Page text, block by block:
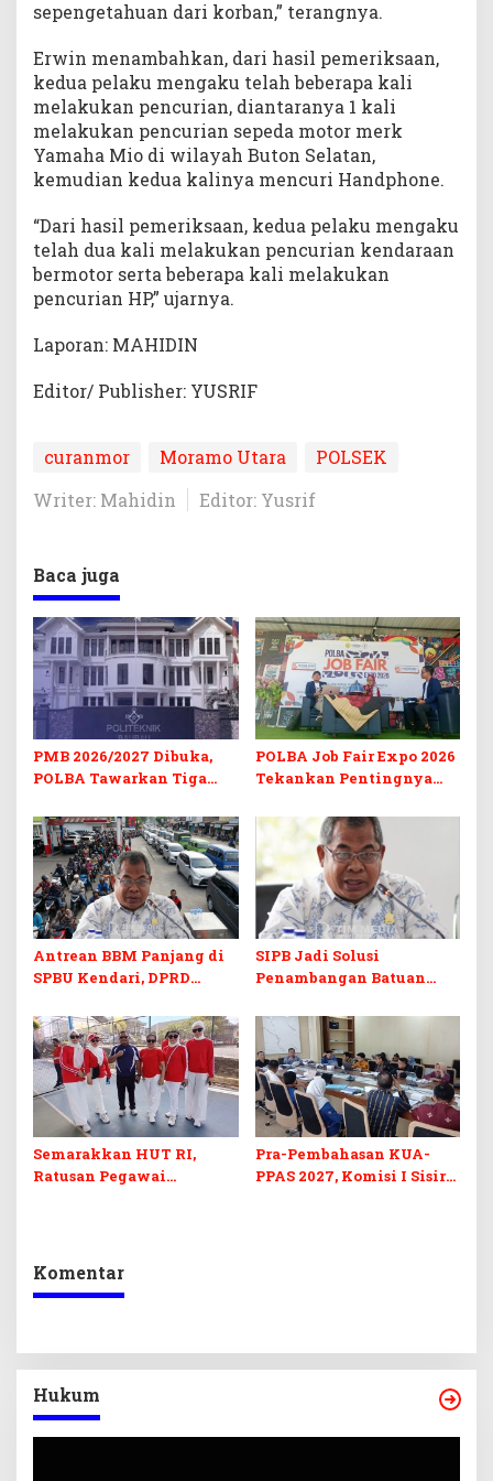
sepengetahuan dari korban,” terangnya.
Erwin menambahkan, dari hasil pemeriksaan,
kedua pelaku mengaku telah beberapa kali
melakukan pencurian, diantaranya 1 kali
melakukan pencurian sepeda motor merk
Yamaha Mio di wilayah Buton Selatan,
kemudian kedua kalinya mencuri Handphone.
“Dari hasil pemeriksaan, kedua pelaku mengaku
telah dua kali melakukan pencurian kendaraan
bermotor serta beberapa kali melakukan
pencurian HP,” ujarnya.
Laporan: MAHIDIN
Editor/ Publisher: YUSRIF
curanmor Moramo Utara
POLSEK
Writer: Mahidin
Editor: Yusrif
Baca juga
PMB 2026/2027 Dibuka,
POLBA Tawarkan Tiga
Kuliah Gratis
POLBA Job Fair Expo 2026
Tekankan Pentingnya
Digital
Antrean BBM Panjang di
SPBU Kendari, DPRD
Barcode Curang
SIPB Jadi Solusi
Penambangan Batuan
di Sultra
Semarakkan HUT RI,
Ratusan Pegawai
Pra-Pembahasan KUA-
PPAS 2027, Komisi I Sisir
Komentar
Hukum